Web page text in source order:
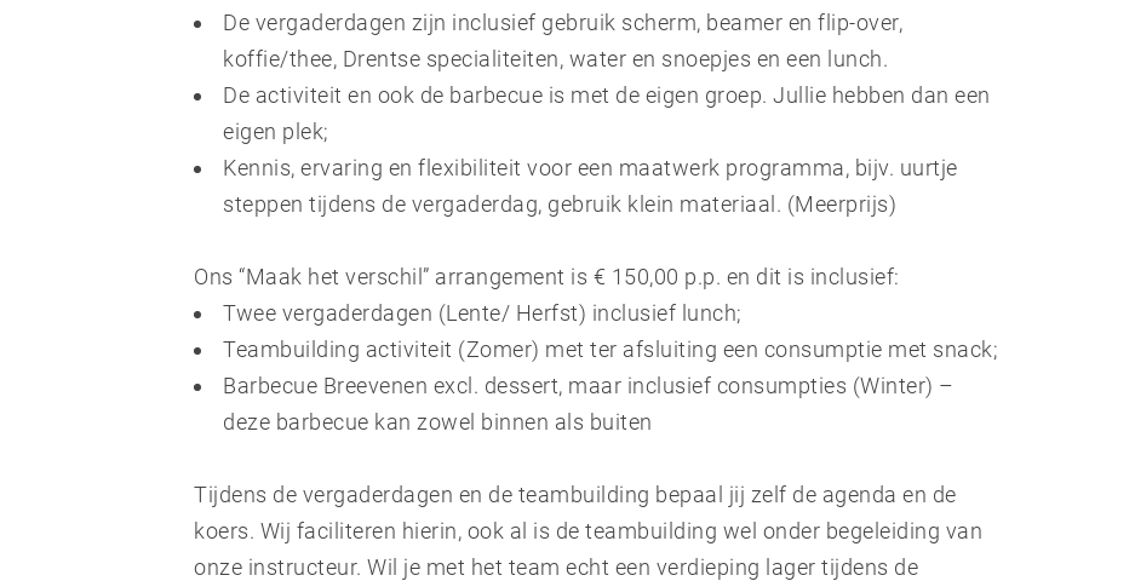
De vergaderdagen zijn inclusief gebruik scherm, beamer en flip-over,
koffie/thee, Drentse specialiteiten, water en snoepjes en een lunch.
De activiteit en ook de barbecue is met de eigen groep. Jullie hebben dan een
eigen plek;
Kennis, ervaring en flexibiliteit voor een maatwerk programma, bijv. uurtje
steppen tijdens de vergaderdag, gebruik klein materiaal. (Meerprijs)
Ons “Maak het verschil” arrangement is € 150,00 p.p. en dit is inclusief:
Twee vergaderdagen (Lente/ Herfst) inclusief lunch;
Teambuilding activiteit (Zomer) met ter afsluiting een consumptie met snack;
Barbecue Breevenen excl. dessert, maar inclusief consumpties (Winter) –
deze barbecue kan zowel binnen als buiten
Tijdens de vergaderdagen en de teambuilding bepaal jij zelf de agenda en de
koers. Wij faciliteren hierin, ook al is de teambuilding wel onder begeleiding van
onze instructeur. Wil je met het team echt een verdieping lager tijdens de